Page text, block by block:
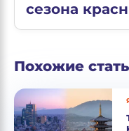
сезона
Похожие